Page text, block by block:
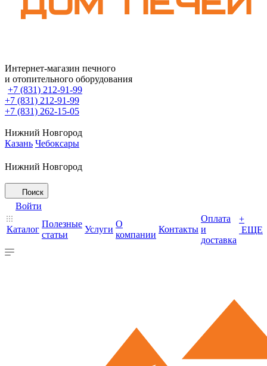
Интернет-магазин печного
и отопительного оборудования
+7 (831) 212-91-99
+7 (831) 212-91-99
+7 (831) 262-15-05
Нижний Новгород
Казань Чебоксары
Нижний Новгород
Поиск
Войти
Каталог
Полезные
статьи
Услуги
О
компании
Контакты
Оплата
и
доставка
+
ЕЩЕ